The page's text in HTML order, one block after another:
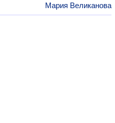
Мария Великанова